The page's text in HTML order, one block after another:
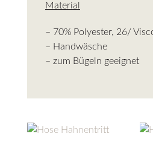
Material
– 70% Polyester, 26/
– Handwäsche
– zum Bügeln geeignet